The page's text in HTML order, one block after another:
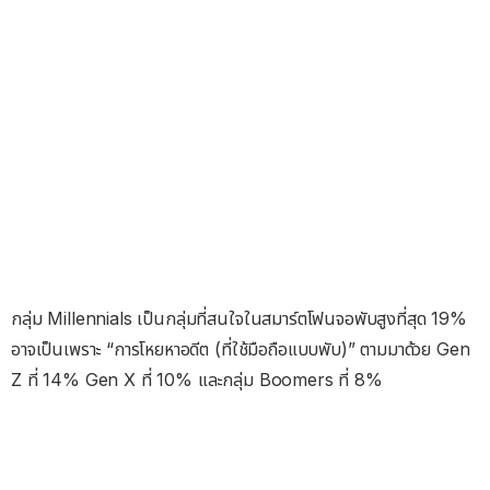
กลุ่ม Millennials เป็นกลุ่มที่สนใจในสมาร์ตโฟนจอพับสูงที่สุด 19%
อาจเป็นเพราะ “การโหยหาอดีต (ที่ใช้มือถือแบบพับ)” ตามมาด้วย Gen
Z ที่ 14% Gen X ที่ 10% และกลุ่ม Boomers ที่ 8%